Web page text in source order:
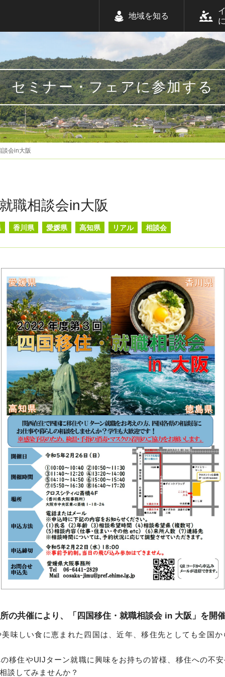
地域を知る
セミナー・フェアに参加する
談会in大阪
職相談会in大阪
香川県 愛媛県 高知県 リアル 相談会
の共催により、「四国移住・就職相談会 in 大阪」を開
味しい食に恵まれた四国は、近年、移住先としても全国
移住やUIJターン就職に興味をお持ちの皆様、移住への不
談してみませんか？